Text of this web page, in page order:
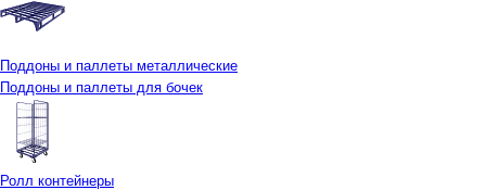
Поддоны и паллеты металлические
Поддоны и паллеты для бочек
Ролл контейнеры